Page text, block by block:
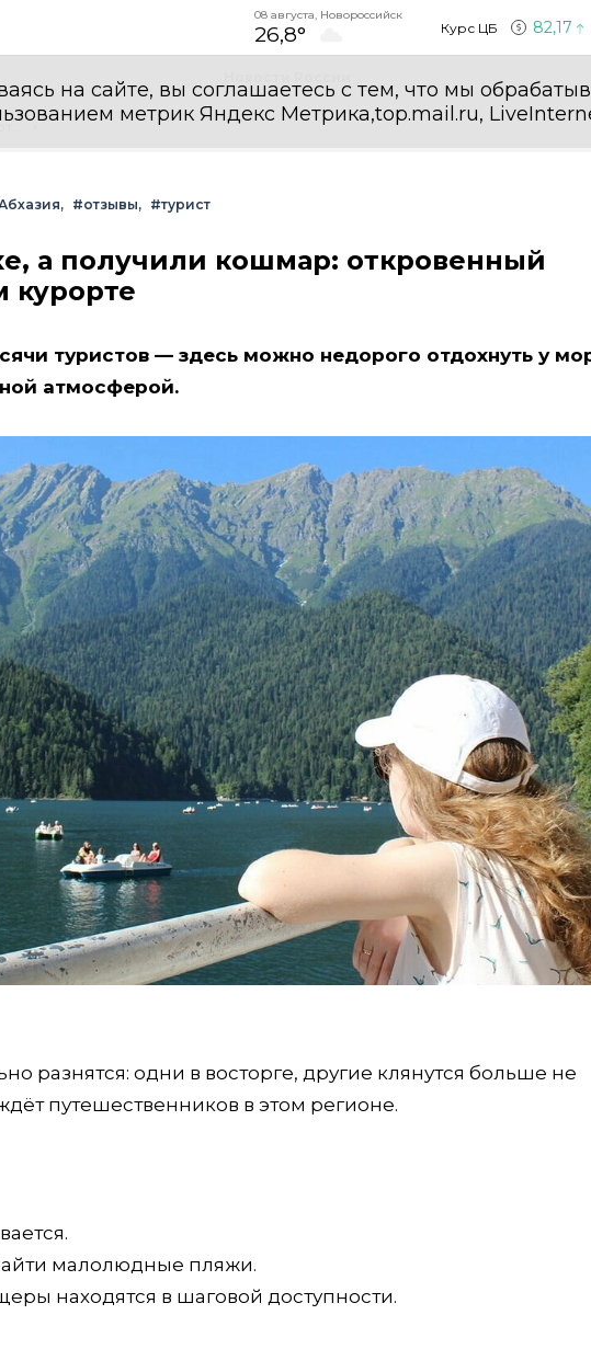
08 августа, Новороссийск
26,8° Курс ЦБ 82,17
на сайте, вы соглашаетесь с тем, что мы
метрик Яндекс Метрика,top.mail.ru,
#отзывы #турист
а получили кошмар: откровенный
курорте
туристов — здесь можно недорого отдохнуть у
атмосферой.
разнятся: одни в восторге, другие клянутся больше не
путешественников в этом регионе.
малолюдные пляжи.
находятся в шаговой доступности.